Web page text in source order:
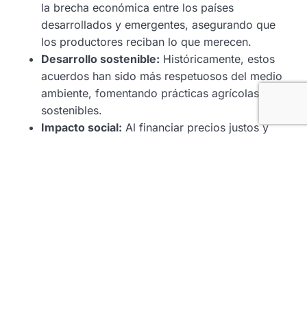
la brecha económica entre los países
desarrollados y emergentes, asegurando que
los productores reciban lo que merecen.
Desarrollo sostenible: Históricamente, estos
acuerdos han sido más respetuosos del medio
ambiente, fomentando prácticas agrícolas más
sostenibles.
Impacto social: Al financiar precios justos y